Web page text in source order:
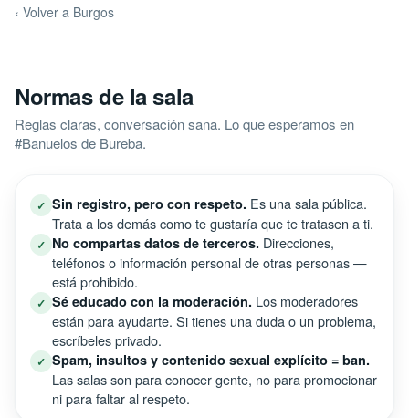
‹ Volver a Burgos
Normas de la sala
Reglas claras, conversación sana. Lo que esperamos en
#Banuelos de Bureba.
✓ Sin registro, pero con respeto. Es una sala pública.
Trata a los demás como te gustaría que te tratasen a ti.
✓ No compartas datos de terceros. Direcciones,
teléfonos o información personal de otras personas —
está prohibido.
✓ Sé educado con la moderación. Los moderadores
están para ayudarte. Si tienes una duda o un problema,
escríbeles privado.
✓ Spam, insultos y contenido sexual explícito = ban.
Las salas son para conocer gente, no para promocionar
ni para faltar al respeto.